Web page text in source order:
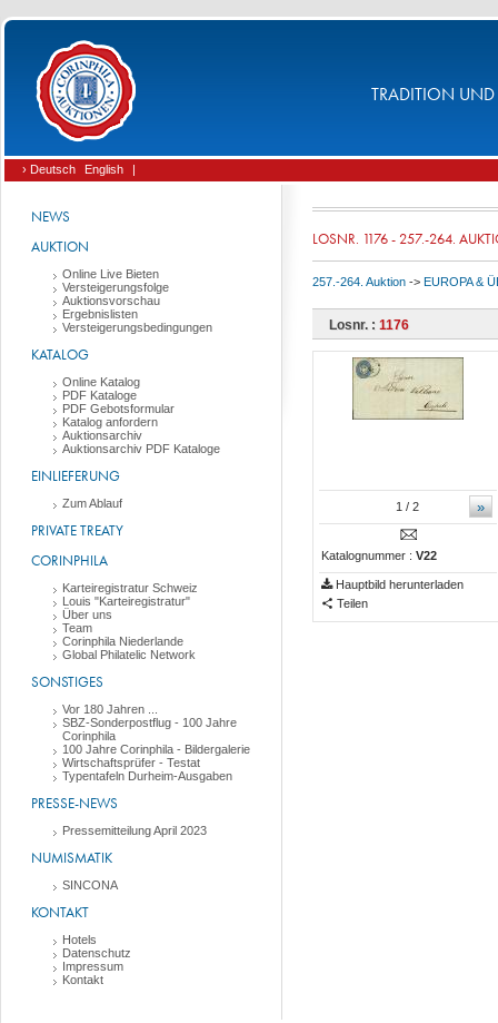
TRADITION UND
› Deutsch English |
NEWS
AUKTION
Online Live Bieten
Versteigerungsfolge
Auktionsvorschau
Ergebnislisten
Versteigerungsbedingungen
KATALOG
Online Katalog
PDF Kataloge
PDF Gebotsformular
Katalog anfordern
Auktionsarchiv
Auktionsarchiv PDF Kataloge
EINLIEFERUNG
Zum Ablauf
PRIVATE TREATY
CORINPHILA
Karteiregistratur Schweiz
Louis "Karteiregistratur"
Über uns
Team
Corinphila Niederlande
Global Philatelic Network
SONSTIGES
Vor 180 Jahren ...
SBZ-Sonderpostflug - 100 Jahre
Corinphila
100 Jahre Corinphila - Bildergalerie
Wirtschaftsprüfer - Testat
Typentafeln Durheim-Ausgaben
PRESSE-NEWS
Pressemitteilung April 2023
NUMISMATIK
SINCONA
KONTAKT
Hotels
Datenschutz
Impressum
Kontakt
LOSNR. 1176 - 257.-264.
257.-264. Auktion -> EUROPA &
Losnr. : 1176
»
1 / 2
Katalognummer : V22
Hauptbild herunterladen
Teilen